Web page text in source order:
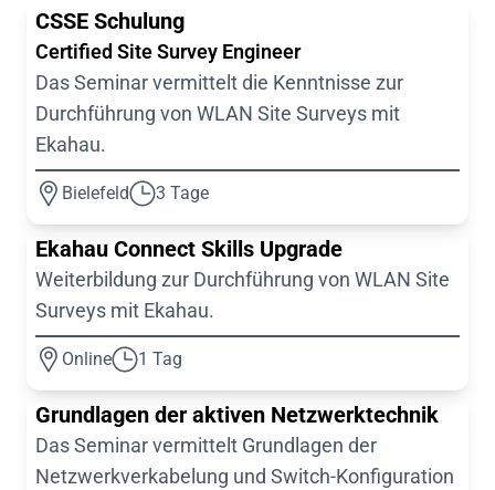
CSSE Schulung
Certified Site Survey Engineer
Das Seminar vermittelt die Kenntnisse zur
Durchführung von WLAN Site Surveys mit
Ekahau.
Bielefeld 3 Tage
Ekahau Connect Skills Upgrade
Weiterbildung zur Durchführung von WLAN Site
Surveys mit Ekahau.
Online 1 Tag
Grundlagen der aktiven Netzwerktechnik
Das Seminar vermittelt Grundlagen der
Netzwerkverkabelung und Switch-Konfiguration